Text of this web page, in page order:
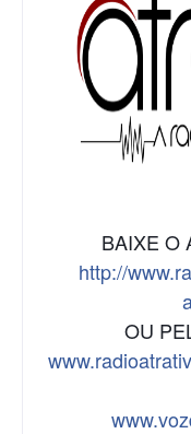
BAIXE O
http://
OU